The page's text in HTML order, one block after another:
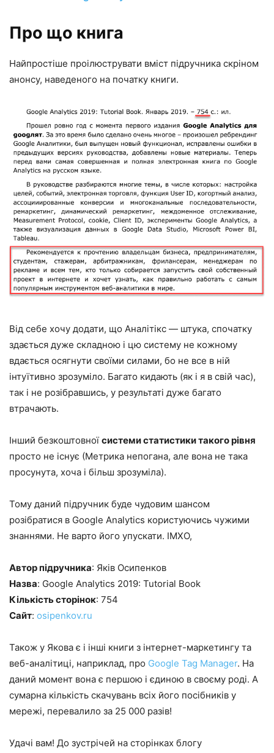
Про що книга
Найпростіше проілюструвати вміст підручника скріном
анонсу, наведеного на початку книги.
Від себе хочу додати, що Аналітікс — штука, спочатку
здається дуже складною і цю систему не кожному
вдається осягнути своїми силами, бо не все в ній
інтуїтивно зрозуміло. Багато кидають (як і я в свій час),
так і не розібравшись, у результаті дуже багато
втрачають.
Інший безкоштовної системи статистики такого рівня
просто не існує (Метрика непогана, але вона не така
просунута, хоча і більш зрозуміла).
Тому даний підручник буде чудовим шансом
розібратися в Google Analytics користуючись чужими
знаннями. Не варто його упускати. ІМХО,
Автор підручника: Яків Осипенков
Назва: Google Analytics 2019: Tutorial Book
Кількість сторінок: 754
Сайт: osipenkov.ru
Також у Якова є і інші книги з інтернет-маркетингу та
веб-аналітиці, наприклад, про Google Tag Manager. На
даний момент вона є першою і єдиною в своєму роді. А
сумарна кількість скачувань всіх його посібників у
мережі, перевалило за 25 000 разів!
Удачі вам! До зустрічей на сторінках блогу